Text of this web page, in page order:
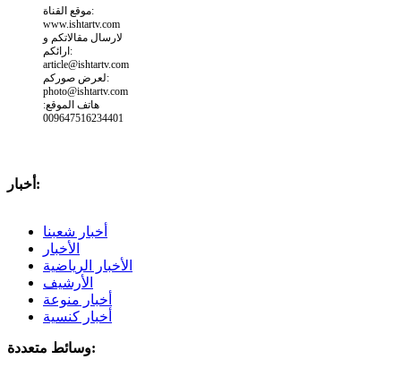
موقع القناة:
www.ishtartv.com
لارسال مقالاتكم و
ارائكم:
article@ishtartv.com
لعرض صوركم:
photo@ishtartv.com
هاتف الموقع:
009647516234401
أخبار:
أخبار شعبنا
الأخبار
الأخبار الرياضية
الأرشيف
أخبار منوعة
أخبار كنسية
وسائط متعددة: